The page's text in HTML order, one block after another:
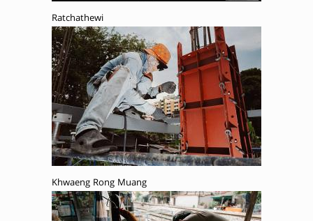
Ratchathewi
Khwaeng Rong Muang